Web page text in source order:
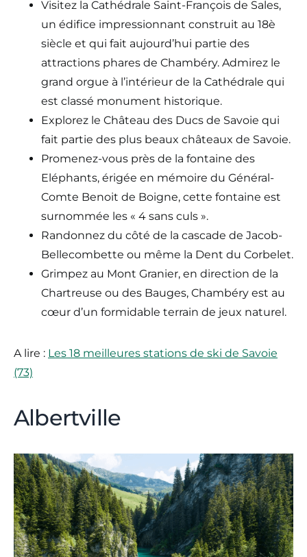
Visitez la Cathédrale Saint-François de Sales,
un édifice impressionnant construit au 18è
siècle et qui fait aujourd’hui partie des
attractions phares de Chambéry. Admirez le
grand orgue à l’intérieur de la Cathédrale qui
est classé monument historique.
Explorez le Château des Ducs de Savoie qui
fait partie des plus beaux châteaux de Savoie.
Promenez-vous près de la fontaine des
Eléphants, érigée en mémoire du Général-
Comte Benoit de Boigne, cette fontaine est
surnommée les « 4 sans culs ».
Randonnez du côté de la cascade de Jacob-
Bellecombette ou même la Dent du Corbelet.
Grimpez au Mont Granier, en direction de la
Chartreuse ou des Bauges, Chambéry est au
cœur d’un formidable terrain de jeux naturel.
A lire : Les 18 meilleures stations de ski de Savoie
(73)
Albertville